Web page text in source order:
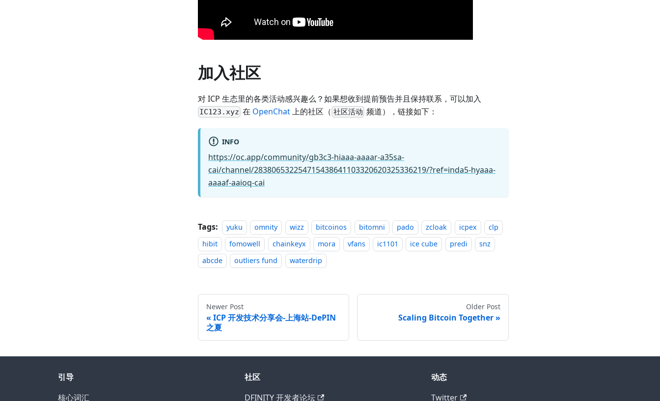
加入社区
对 ICP 生态里的各类活动感兴趣么？如果想收到提前预告并且保持联系，可以加入
IC123.xyz 在 OpenChat上的社区（ 社区活动 频道），链接如下：
INFO
https://oc.app/community/gb3c3-hiaaa-aaaar-a35sa-
cai/channel/283806532254715438641103320620325336219/?ref=inda5-hyaaa-
aaaaf-aaioq-cai
Tags: yuku omnity wizz bitcoinos bitomni pado zcloak icpex
clp
hibit
fomowell chainkeyx mora vfans ic1101 ice cube predi
snz
abcde
outliers fund waterdrip
Newer Post
ICP 开发技术分享会-上海站-DePIN
之夏
Older Post
Scaling Bitcoin Together
引导
核心词汇
社区
DFINITY 开发者论坛
动态
Twitter